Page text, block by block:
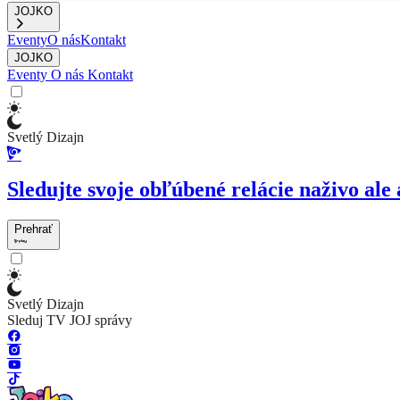
JOJKO
EventyO násKontakt
JOJKO
Eventy O nás Kontakt
Svetlý Dizajn
Sledujte svoje obľúbené relácie naživo
Prehrať
Svetlý Dizajn
Sleduj TV JOJ správy